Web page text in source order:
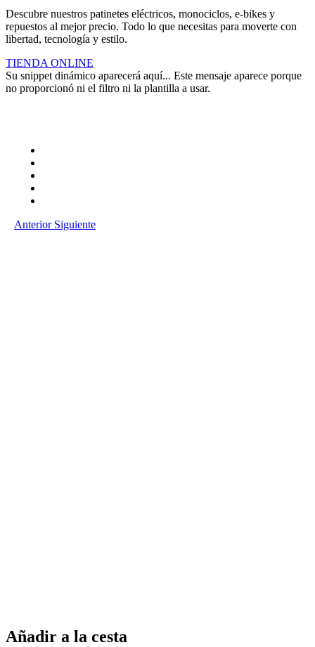
Descubre nuestros patinetes eléctricos, monociclos, e-bikes y
repuestos al mejor precio. Todo lo que necesitas para moverte con
libertad, tecnología y estilo.
TIENDA ONLINE
Su snippet dinámico aparecerá aquí... Este mensaje aparece porque
no proporcionó ni el filtro ni la plantilla a usar.
Anterior Siguiente
Añadir a la cesta